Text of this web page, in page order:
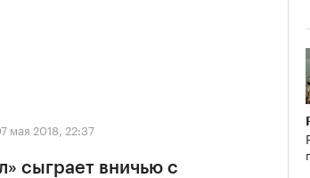
мая 2018, 22:37
сыграет вничью с